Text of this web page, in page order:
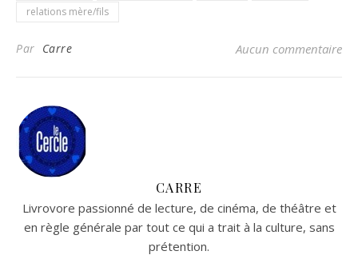
relations mère/fils
Par Carre Aucun commentaire
CARRE
Livrovore passionné de lecture, de cinéma, de théâtre et
en règle générale par tout ce qui a trait à la culture, sans
prétention.